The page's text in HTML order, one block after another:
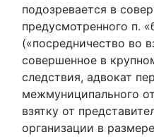
подозревается в
предусмотренного п.
(«посредничество во
совершенное в
следствия, адвокат
межмуниципального
взятку от
организации в